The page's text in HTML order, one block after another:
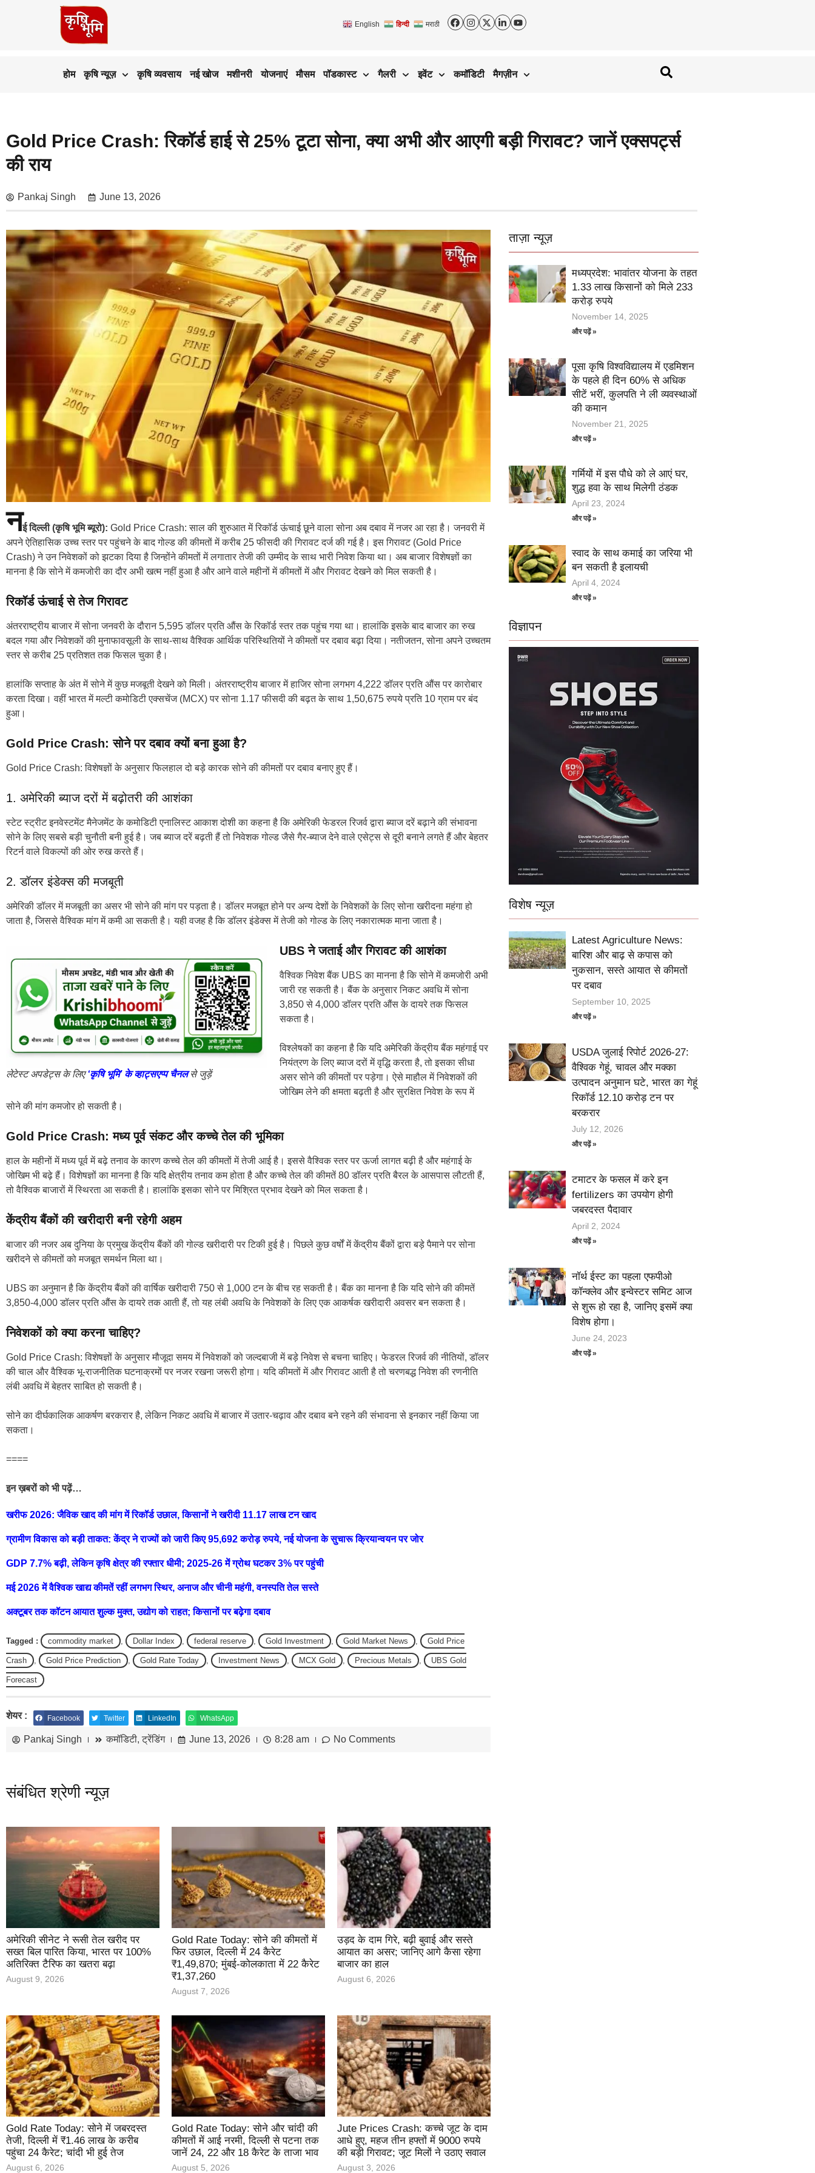
English हिन्दी मराठी
होम कृषि न्यूज़ कृषि व्यवसाय नई खोज मशीनरी योजनाएं मौसम पॉडकास्ट गैलरी इवेंट कमॉडिटी मैगज़ीन
Gold Price Crash: रिकॉर्ड हाई से 25% टूटा सोना, क्या अभी और आएगी बड़ी गिरावट? जानें एक्सपर्ट्स
की राय
Pankaj Singh June 13, 2026
नई दिल्ली (कृषि भूमि ब्यूरो): Gold Price Crash: साल की शुरुआत में रिकॉर्ड ऊंचाई छूने वाला सोना अब दबाव में नजर आ रहा है। जनवरी में
अपने ऐतिहासिक उच्च स्तर पर पहुंचने के बाद गोल्ड की कीमतों में करीब 25 फीसदी की गिरावट दर्ज की गई है। इस गिरावट (Gold Price
Crash) ने उन निवेशकों को झटका दिया है जिन्होंने कीमतों में लगातार तेजी की उम्मीद के साथ भारी निवेश किया था। अब बाजार विशेषज्ञों का
मानना है कि सोने में कमजोरी का दौर अभी खत्म नहीं हुआ है और आने वाले महीनों में कीमतों में और गिरावट देखने को मिल सकती है।
रिकॉर्ड ऊंचाई से तेज गिरावट
अंतरराष्ट्रीय बाजार में सोना जनवरी के दौरान 5,595 डॉलर प्रति औंस के रिकॉर्ड स्तर तक पहुंच गया था। हालांकि इसके बाद बाजार का रुख
बदल गया और निवेशकों की मुनाफावसूली के साथ-साथ वैश्विक आर्थिक परिस्थितियों ने कीमतों पर दबाव बढ़ा दिया। नतीजतन, सोना अपने उच्चतम
स्तर से करीब 25 प्रतिशत तक फिसल चुका है।
हालांकि सप्ताह के अंत में सोने में कुछ मजबूती देखने को मिली। अंतरराष्ट्रीय बाजार में हाजिर सोना लगभग 4,222 डॉलर प्रति औंस पर कारोबार
करता दिखा। वहीं भारत में मल्टी कमोडिटी एक्सचेंज (MCX) पर सोना 1.17 फीसदी की बढ़त के साथ 1,50,675 रुपये प्रति 10 ग्राम पर बंद
हुआ।
Gold Price Crash: सोने पर दबाव क्यों बना हुआ है?
Gold Price Crash: विशेषज्ञों के अनुसार फिलहाल दो बड़े कारक सोने की कीमतों पर दबाव बनाए हुए हैं।
1. अमेरिकी ब्याज दरों में बढ़ोतरी की आशंका
स्टेट स्ट्रीट इनवेस्टमेंट मैनेजमेंट के कमोडिटी एनालिस्ट आकाश दोशी का कहना है कि अमेरिकी फेडरल रिजर्व द्वारा ब्याज दरें बढ़ाने की संभावना
सोने के लिए सबसे बड़ी चुनौती बनी हुई है। जब ब्याज दरें बढ़ती हैं तो निवेशक गोल्ड जैसे गैर-ब्याज देने वाले एसेट्स से दूरी बनाने लगते हैं और बेहतर
रिटर्न वाले विकल्पों की ओर रुख करते हैं।
2. डॉलर इंडेक्स की मजबूती
अमेरिकी डॉलर में मजबूती का असर भी सोने की मांग पर पड़ता है। डॉलर मजबूत होने पर अन्य देशों के निवेशकों के लिए सोना खरीदना महंगा हो
जाता है, जिससे वैश्विक मांग में कमी आ सकती है। यही वजह है कि डॉलर इंडेक्स में तेजी को गोल्ड के लिए नकारात्मक माना जाता है।
लेटेस्ट अपडेट्स के लिए‘कृषि भूमि’ के व्हाट्सएप्प चैनलसे जुड़ें
UBS ने जताई और गिरावट की आशंका
वैश्विक निवेश बैंक UBS का मानना है कि सोने में कमजोरी अभी
जारी रह सकती है। बैंक के अनुसार निकट अवधि में सोना
3,850 से 4,000 डॉलर प्रति औंस के दायरे तक फिसल
सकता है।
विश्लेषकों का कहना है कि यदि अमेरिकी केंद्रीय बैंक महंगाई पर
नियंत्रण के लिए ब्याज दरों में वृद्धि करता है, तो इसका सीधा
असर सोने की कीमतों पर पड़ेगा। ऐसे माहौल में निवेशकों की
जोखिम लेने की क्षमता बढ़ती है और सुरक्षित निवेश के रूप में
सोने की मांग कमजोर हो सकती है।
Gold Price Crash: मध्य पूर्व संकट और कच्चे तेल की भूमिका
हाल के महीनों में मध्य पूर्व में बढ़े तनाव के कारण कच्चे तेल की कीमतों में तेजी आई है। इससे वैश्विक स्तर पर ऊर्जा लागत बढ़ी है और महंगाई के
जोखिम भी बढ़े हैं। विशेषज्ञों का मानना है कि यदि क्षेत्रीय तनाव कम होता है और कच्चे तेल की कीमतें 80 डॉलर प्रति बैरल के आसपास लौटती हैं,
तो वैश्विक बाजारों में स्थिरता आ सकती है। हालांकि इसका सोने पर मिश्रित प्रभाव देखने को मिल सकता है।
केंद्रीय बैंकों की खरीदारी बनी रहेगी अहम
बाजार की नजर अब दुनिया के प्रमुख केंद्रीय बैंकों की गोल्ड खरीदारी पर टिकी हुई है। पिछले कुछ वर्षों में केंद्रीय बैंकों द्वारा बड़े पैमाने पर सोना
खरीदने से कीमतों को मजबूत समर्थन मिला था।
UBS का अनुमान है कि केंद्रीय बैंकों की वार्षिक खरीदारी 750 से 1,000 टन के बीच रह सकती है। बैंक का मानना है कि यदि सोने की कीमतें
3,850-4,000 डॉलर प्रति औंस के दायरे तक आती हैं, तो यह लंबी अवधि के निवेशकों के लिए एक आकर्षक खरीदारी अवसर बन सकता है।
निवेशकों को क्या करना चाहिए?
Gold Price Crash: विशेषज्ञों के अनुसार मौजूदा समय में निवेशकों को जल्दबाजी में बड़े निवेश से बचना चाहिए। फेडरल रिजर्व की नीतियों, डॉलर
की चाल और वैश्विक भू-राजनीतिक घटनाक्रमों पर नजर रखना जरूरी होगा। यदि कीमतों में और गिरावट आती है तो चरणबद्ध निवेश की रणनीति
लंबी अवधि में बेहतर साबित हो सकती है।
सोने का दीर्घकालिक आकर्षण बरकरार है, लेकिन निकट अवधि में बाजार में उतार-चढ़ाव और दबाव बने रहने की संभावना से इनकार नहीं किया जा
सकता।
====
इन ख़बरों को भी पढ़ें…
खरीफ 2026: जैविक खाद की मांग में रिकॉर्ड उछाल, किसानों ने खरीदी 11.17 लाख टन खाद
ग्रामीण विकास को बड़ी ताकत: केंद्र ने राज्यों को जारी किए 95,692 करोड़ रुपये, नई योजना के सुचारू क्रियान्वयन पर जोर
GDP 7.7% बढ़ी, लेकिन कृषि क्षेत्र की रफ्तार धीमी; 2025-26 में ग्रोथ घटकर 3% पर पहुंची
मई 2026 में वैश्विक खाद्य कीमतें रहीं लगभग स्थिर, अनाज और चीनी महंगी, वनस्पति तेल सस्ते
अक्टूबर तक कॉटन आयात शुल्क मुक्त, उद्योग को राहत; किसानों पर बढ़ेगा दबाव
Tagged : commodity market , Dollar Index , federal reserve , Gold Investment , Gold Market News , Gold Price
Crash , Gold Price Prediction , Gold Rate Today , Investment News , MCX Gold , Precious Metals , UBS Gold
Forecast
शेयर : Facebook Twitter LinkedIn WhatsApp
Pankaj Singh कमॉडिटी,ट्रेंडिंग June 13, 2026 8:28 am No Comments
संबंधित श्रेणी न्यूज़
अमेरिकी सीनेट ने रूसी तेल खरीद पर
सख्त बिल पारित किया, भारत पर 100%
अतिरिक्त टैरिफ का खतरा बढ़ा
August 9, 2026
Gold Rate Today: सोने की कीमतों में
फिर उछाल, दिल्ली में 24 कैरेट
₹1,49,870; मुंबई-कोलकाता में 22 कैरेट
₹1,37,260
August 7, 2026
उड़द के दाम गिरे, बढ़ी बुवाई और सस्ते
आयात का असर; जानिए आगे कैसा रहेगा
बाजार का हाल
August 6, 2026
Gold Rate Today: सोने में जबरदस्त
तेजी, दिल्ली में ₹1.46 लाख के करीब
पहुंचा 24 कैरेट; चांदी भी हुई तेज
August 6, 2026
Gold Rate Today: सोने और चांदी की
कीमतों में आई नरमी, दिल्ली से पटना तक
जानें 24, 22 और 18 कैरेट के ताजा भाव
August 5, 2026
Jute Prices Crash: कच्चे जूट के दाम
आधे हुए, महज तीन हफ्तों में 9000 रुपये
की बड़ी गिरावट; जूट मिलों ने उठाए सवाल
August 3, 2026
ताज़ा न्यूज़
मध्यप्रदेश: भावांतर योजना के तहत
1.33 लाख किसानों को मिले 233
करोड़ रुपये
November 14, 2025
और पढ़ें »
पूसा कृषि विश्वविद्यालय में एडमिशन
के पहले ही दिन 60% से अधिक
सीटें भरीं, कुलपति ने ली व्यवस्थाओं
की कमान
November 21, 2025
और पढ़ें »
गर्मियों में इस पौधे को ले आएं घर,
शुद्ध हवा के साथ मिलेगी ठंडक
April 23, 2024
और पढ़ें »
स्वाद के साथ कमाई का जरिया भी
बन सकती है इलायची
April 4, 2024
और पढ़ें »
विज्ञापन
विशेष न्यूज़
Latest Agriculture News:
बारिश और बाढ़ से कपास को
नुकसान, सस्ते आयात से कीमतों
पर दबाव
September 10, 2025
और पढ़ें »
USDA जुलाई रिपोर्ट 2026-27:
वैश्विक गेहूं, चावल और मक्का
उत्पादन अनुमान घटे, भारत का गेहूं
रिकॉर्ड 12.10 करोड़ टन पर
बरकरार
July 12, 2026
और पढ़ें »
टमाटर के फसल में करे इन
fertilizers का उपयोग होगी
जबरदस्त पैदावार
April 2, 2024
और पढ़ें »
नॉर्थ ईस्ट का पहला एफपीओ
कॉन्क्लेव और इन्वेस्टर समिट आज
से शुरू हो रहा है, जानिए इसमें क्या
विशेष होगा।
June 24, 2023
और पढ़ें »